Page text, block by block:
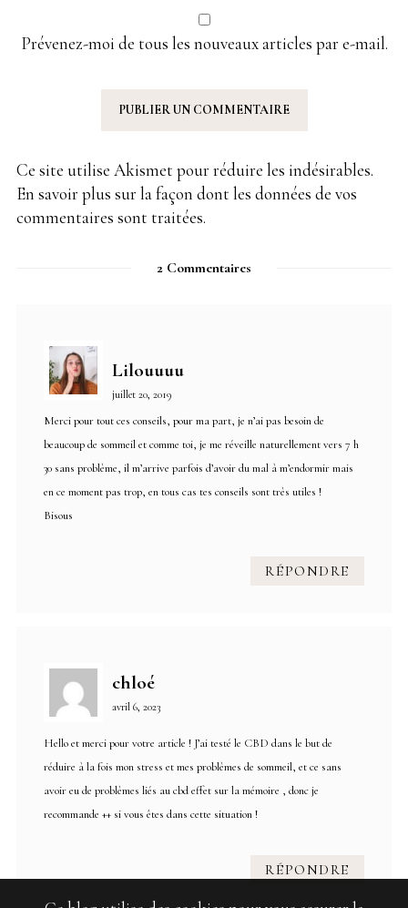
Prévenez-moi de tous les nouveaux articles par e-mail.
Ce site utilise Akismet pour réduire les indésirables.
En savoir plus sur la façon dont les données de vos
commentaires sont traitées.
2 Commentaires
Lilouuuu
juillet 20, 2019
Merci pour tout ces conseils, pour ma part, je n’ai pas besoin de
beaucoup de sommeil et comme toi, je me réveille naturellement vers 7 h
30 sans problème, il m’arrive parfois d’avoir du mal à m’endormir mais
en ce moment pas trop, en tous cas tes conseils sont très utiles !
Bisous
RÉPONDRE
chloé
avril 6, 2023
Hello et merci pour votre article ! J’ai testé le CBD dans le but de
réduire à la fois mon stress et mes problèmes de sommeil, et ce sans
avoir eu de problèmes liés aucbd effet sur la mémoire , donc je
recommande ++ si vous êtes dans cette situation !
RÉPONDRE